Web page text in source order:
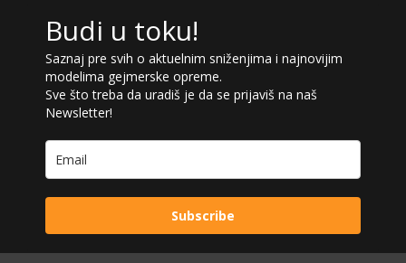
Budi u toku!
Saznaj pre svih o aktuelnim sniženjima i najnovijim
modelima gejmerske opreme.
Sve što treba da uradiš je da se prijaviš na naš
Newsletter!
Subscribe